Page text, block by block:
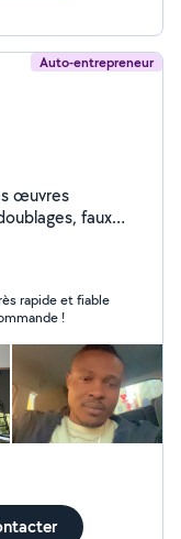
Auto-entrepreneur
œuvres
faux
, ratissage,
pose du parquet
et professionnelle
rapide et fiable
!